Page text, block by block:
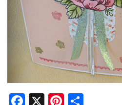
Facebook
X Pinterest